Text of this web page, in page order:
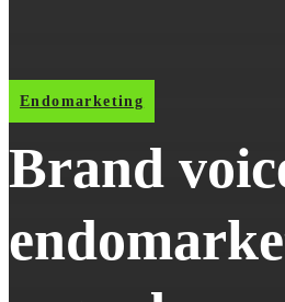
Endomarketing
Brand